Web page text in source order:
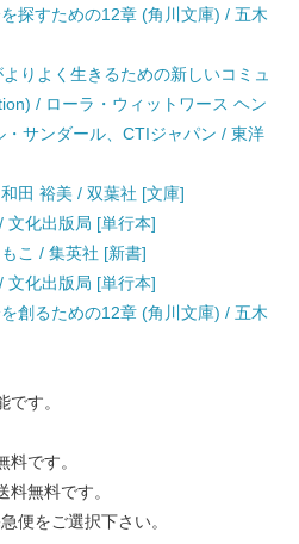
探すための12章 (角川文庫) / 五木
りよく生きるための新しいコミュ
/ ローラ・ウィットワース ヘン
・サンダール、CTIジャパン / 東洋
田 裕美 / 双葉社 [文庫]
文化出版局 [単行本]
こ / 集英社 [新書]
文化出版局 [単行本]
創るための12章 (角川文庫) / 五木
す。
です。
無料です。
便をご選択下さい。